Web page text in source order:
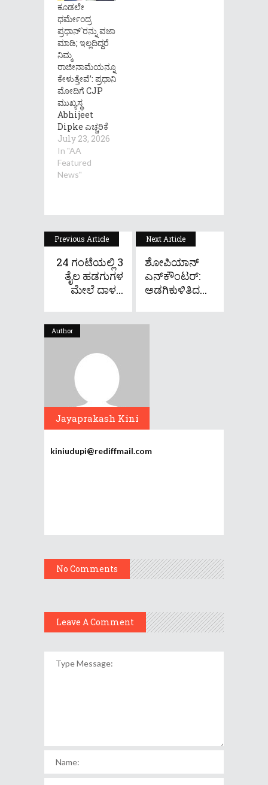
ಕೂಡಲೇ
ಧರ್ಮೇಂದ್ರ
ಪ್ರಧಾನ್`ರನ್ನು ವಜಾ
ಮಾಡಿ; ಇಲ್ಲದಿದ್ದರೆ
ನಿಮ್ಮ
ರಾಜೀನಾಮೆಯನ್ನೂ
ಕೇಳುತ್ತೇವೆ’: ಪ್ರಧಾನಿ
ಮೋದಿಗೆ CJP
ಮುಖ್ಯಸ್ಥ
Abhijeet
Dipke ಎಚ್ಚರಿಕೆ
July 23, 2026
In "AA
Featured
News"
Previous Article
24 ಗಂಟೆಯಲ್ಲಿ 3
ತೈಲ ಹಡಗುಗಳ
ಮೇಲೆ ದಾಳ...
Next Article
ಶೋಪಿಯಾನ್‌
ಎನ್‌ಕೌಂಟರ್‌:
ಅಡಗಿಕುಳಿತಿದ...
Author
Jayaprakash Kini
kiniudupi@rediffmail.com
No Comments
Leave A Comment